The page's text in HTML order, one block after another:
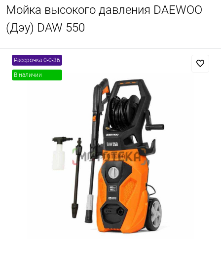
Мойка высокого давления DAEWOO
(Дэу) DAW 550
Рассрочка 0-0-36
В наличии